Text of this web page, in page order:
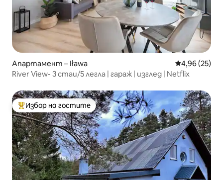
Апартамент – Iława Средна
4,96 (25)
River View- 3 стаи/5 легла | гараж | изглед | Netflix
Най-популярен избор на гостите
Избор на гостите